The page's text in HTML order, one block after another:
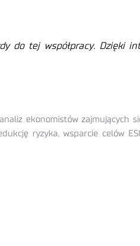
do tej współpracy. Dzięki
ekonomistów zajmujących
ryzyka, wsparcie celów